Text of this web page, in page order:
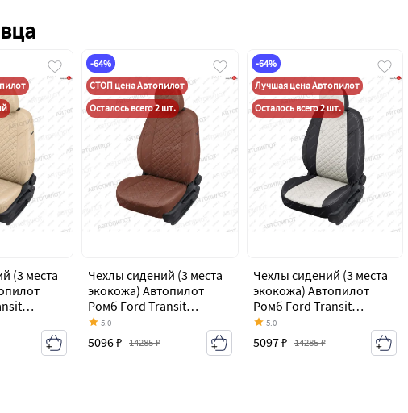
(3 места
-64%
СТОП цена Автопилот
Осталось всего 2 шт.
Чехлы сидений (3 места
экокожа) Автопилот
Ромб Ford Transit
цельнометаллический
фургон (2006-2014)
5.0
5096 ₽ 14285 ₽
-64%
Лучшая цена Автопилот
Осталось всего 2 шт.
Чехлы сидений (3 места
экокожа) Автопилот
Ромб Ford Transit
цельнометаллический
фургон (2006-2014)
5.0
5097 ₽ 14285 ₽